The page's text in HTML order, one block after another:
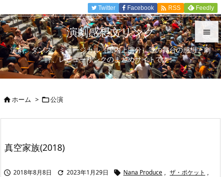


メニュ

Twitter Facebook  RSS Feedly
演劇感想文リンク
演劇、ダンス、ミュージカル（国内上演分）等の舞台の感想、劇
評、レビューリンクのまとめサイトです。
ホーム > 公演
真空家族(2018)
 2018年8月8日  2023年1月29日  Nana Produce , ザ・ポケット ,